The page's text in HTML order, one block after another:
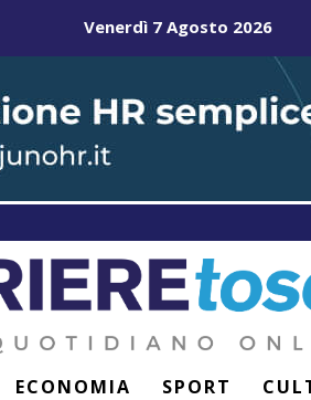
Venerdì 7 Agosto 2026
ECONOMIA SPORT